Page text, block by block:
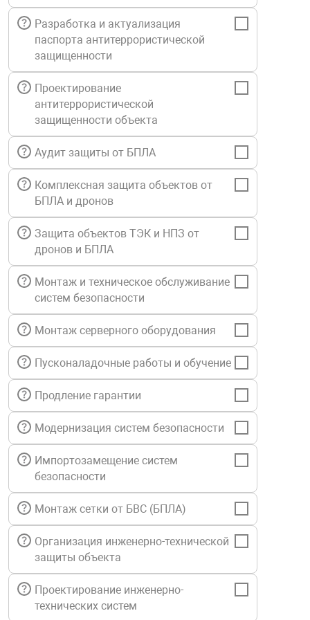
решения
безопасность
установки
оборудование
управления
и аналитики
объектов
периметра
и экипировка
Средства
Установки
Щиты
Табло
Разработка и актуализация
паспорта антитеррористической
защищенности
Проектирование
антитеррористической
защищенности объекта
Аудит защиты от БПЛА
Комплексная защита объектов от
БПЛА и дронов
Защита объектов ТЭК и НПЗ от
дронов и БПЛА
Монтаж и техническое обслуживание
систем безопасности
Монтаж серверного оборудования
Пусконаладочные работы и обучение
Продление гарантии
Модернизация систем безопасности
Импортозамещение систем
безопасности
Монтаж сетки от БВС (БПЛА)
Организация инженерно-технической
защиты объекта
Проектирование инженерно-
технических систем